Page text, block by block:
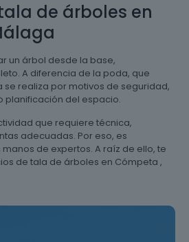
de árboles en
un árbol desde la base,
A diferencia de la poda, que
se realiza por motivos de seguridad,
planificación del espacio.
que requiere técnica,
adecuadas. Por eso, es
de expertos. A raíz de ello, te
de tala de árboles en Cómpeta ,